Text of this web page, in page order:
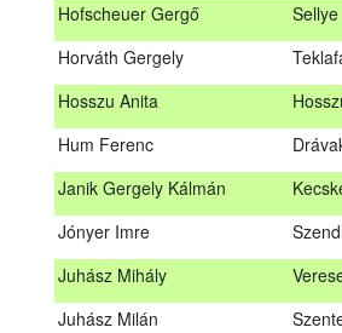
Hofscheuer Gergő
Sellye
Horváth Gergely
Hosszu Anita
Hum Ferenc
Janik Gergely Kálmán
Jónyer Imre
Juhász Mihály
Juhász Milán
Kosd
Horváth Gergely
Hosszu Anita